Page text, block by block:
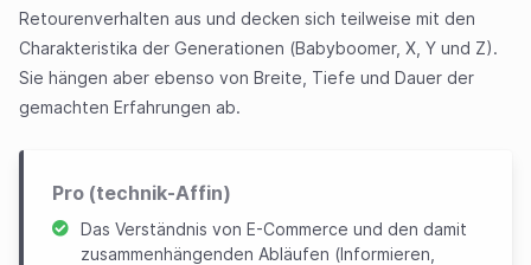
Retourenverhalten aus und decken sich teilweise mit den
Charakteristika der Generationen (Babyboomer, X, Y und Z).
Sie hängen aber ebenso von Breite, Tiefe und Dauer der
gemachten Erfahrungen ab.
Pro (technik-Affin)
Das Verständnis von E-Commerce und den damit
zusammenhängenden Abläufen (Informieren,